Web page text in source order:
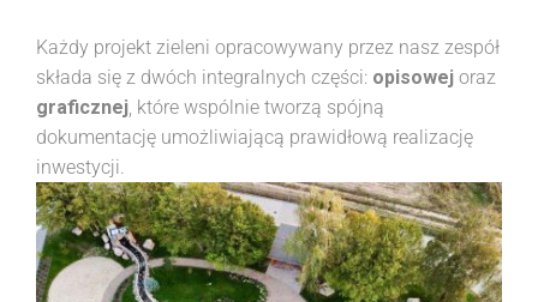
Każdy projekt zieleni opracowywany przez nasz zespół
składa się z dwóch integralnych części: opisowej oraz
graficznej, które wspólnie tworzą spójną
dokumentację umożliwiającą prawidłową realizację
inwestycji.